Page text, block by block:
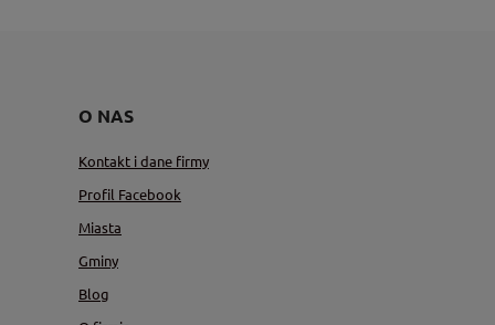
O NAS
Kontakt i dane firmy
Profil Facebook
Miasta
Gminy
Blog